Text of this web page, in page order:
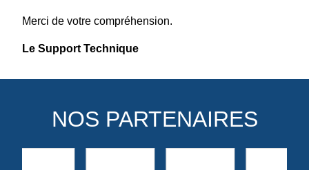
Merci de votre compréhension.
Le Support Technique
NOS PARTENAIRES